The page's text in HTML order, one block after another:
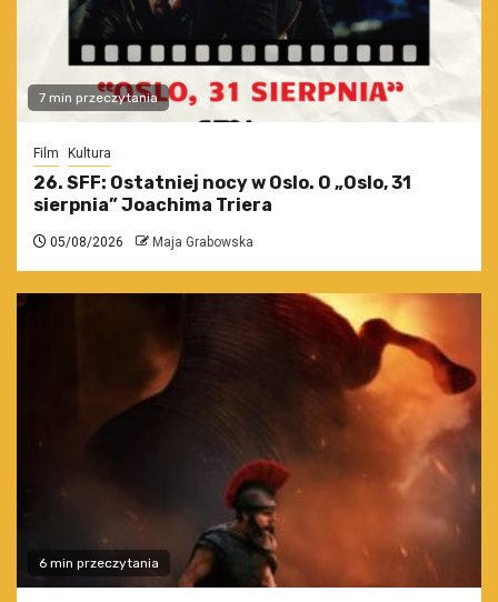
7 min przeczytania
Film Kultura
26. SFF: Ostatniej nocy w Oslo. O „Oslo, 31
sierpnia” Joachima Triera
05/08/2026 Maja Grabowska
6 min przeczytania